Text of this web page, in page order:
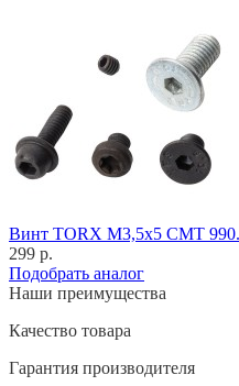
Винт TORX M3,5x5 CMT
299 р.
Подобрать аналог
Наши преимущества
Качество товара
Гарантия производителя